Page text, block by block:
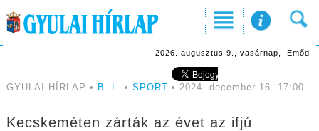
2026. augusztus 9., vasárnap, Emőd
GYULAI HÍRLAP • B. L. • SPORT • 2024. december 16. 17:00
Kecskeméten zárták az évet az ifjú